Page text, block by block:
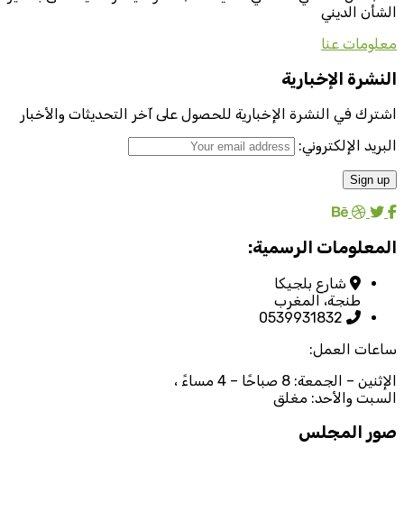
الشأن الديني
معلومات عنا
النشرة الإخبارية
اشترك في النشرة الإخبارية للحصول على آخر التحديثات والأخبار
البريد الإلكتروني:
المعلومات الرسمية:
شارع بلجيكا
طنجة، المغرب
0539931832
ساعات العمل:
الإثنين – الجمعة: 8 صباحًا – 4 مساءً ،
السبت والأحد: مغلق
صور المجلس